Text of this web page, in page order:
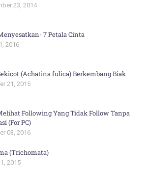
23, 2014
7 Petala Cinta
2016
(Achatina fulica) Berkembang Biak
21, 2015
Following Yang Tidak Follow Tanpa
(For PC)
03, 2016
(Trichomata)
2015